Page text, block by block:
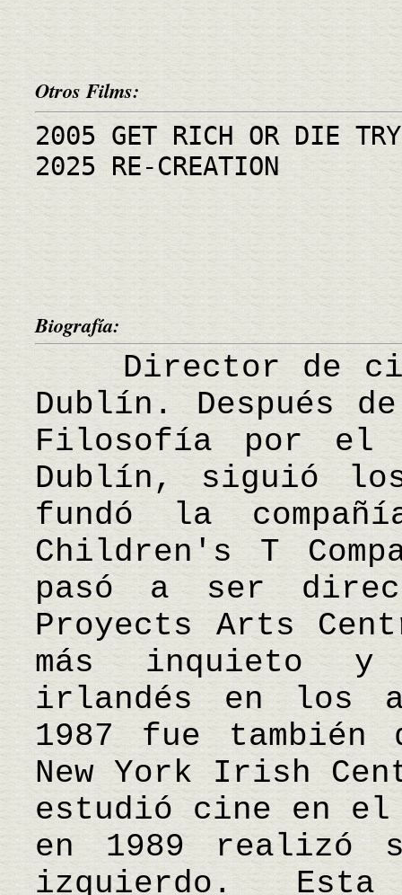
Otros Films:
2005 GET RICH OR DIE
2025 RE-CREATION
Biografía:
Director de
Dublín. Después
Filosofía por el
Dublín, siguió
fundó la
Children's T
pasó a ser
Proyects Arts
más inquieto
irlandés en los
1987 fue
New York Irish
estudió cine en el
en 1989 realizó
izquierdo.